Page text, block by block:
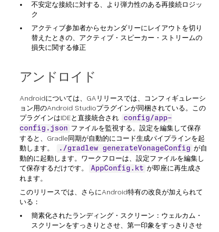
不安定な接続に対する、より弾力性のある再接続ロジッ
ク
アクティブ参加者からセカンダリーにレイアウトを切り
替えたときの、アクティブ・スピーカー・ストリームの
損失に関する修正
アンドロイド
Androidについては、GAリリースでは、コンフィギュレーシ
ョン用のAndroid Studioプラグインが同梱されている。この
プラグインはIDEと直接統合され
config/app-
config.json ファイルを監視する。設定を編集して保存
すると、Gradle同期が自動的にコード生成パイプラインを起
動します。
./gradlew generateVonageConfig が自
動的に起動します。ワークフローは、設定ファイルを編集し
て保存するだけです。
AppConfig.kt が即座に再生成さ
れます。
このリリースでは、さらにAndroid特有の改良が加えられて
いる：
簡素化されたランディング・スクリーン：ウェルカム・
スクリーンをすっきりとさせ、第一印象をすっきりさせ